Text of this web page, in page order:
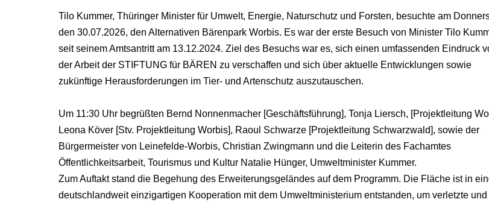
Tilo Kummer, Thüringer Minister für Umwelt, Energie, Naturschutz und Forsten, besuchte am
den 30.07.2026, den Alternativen Bärenpark Worbis. Es war der erste Besuch von Minister Tilo
seit seinem Amtsantritt am 13.12.2024. Ziel des Besuchs war es, sich einen umfassenden Eindruck
der Arbeit der STIFTUNG für BÄREN zu verschaffen und sich über aktuelle Entwicklungen sowie
zukünftige Herausforderungen im Tier- und Artenschutz auszutauschen.
Um 11:30 Uhr begrüßten Bernd Nonnenmacher [Geschäftsführung], Tonja Liersch, [Projektleitung
Leona Köver [Stv. Projektleitung Worbis], Raoul Schwarze [Projektleitung Schwarzwald], sowie der
Bürgermeister von Leinefelde-Worbis, Christian Zwingmann und die Leiterin des Fachamtes
Öffentlichkeitsarbeit, Tourismus und Kultur Natalie Hünger, Umweltminister Kummer.
Zum Auftakt stand die Begehung des Erweiterungsgeländes auf dem Programm. Die Fläche ist in
deutschlandweit einzigartigen Kooperation mit dem Umweltministerium entstanden, um verletzte und